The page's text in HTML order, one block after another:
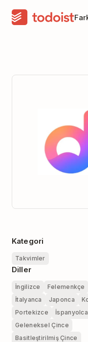
Kategori
Takvimler
Diller
İngilizce Felemenkçe
İtalyanca
Japonca
Portekizce
İspanyolca
Geleneksel Çince
Basitleştirilmiş Çince